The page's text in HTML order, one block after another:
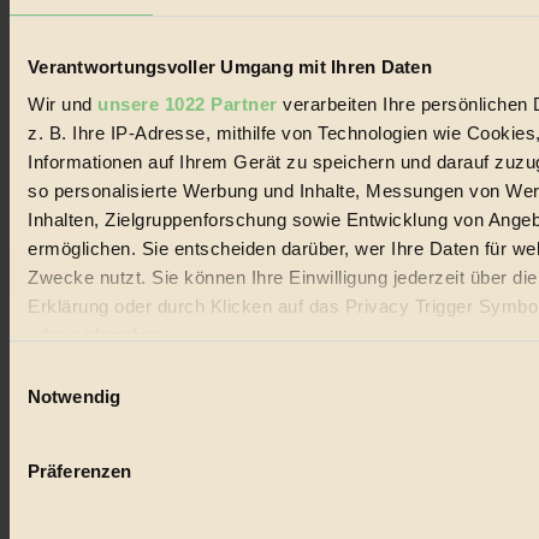
Verantwortungsvoller Umgang mit Ihren Daten
Wir und unsere 1022 Partner verarbeiten Ihre persönlichen
z. B. Ihre IP-Adresse, mithilfe von Technologien wie
Informationen auf Ihrem Gerät zu speichern und darauf
so personalisierte Werbung und Inhalte, Messungen von
Inhalten, Zielgruppenforschung sowie Entwicklung von
ermöglichen. Sie entscheiden darüber, wer Ihre Daten für
Zwecke nutzt. Sie können Ihre Einwilligung jederzeit über
Erklärung oder durch Klicken auf das Privacy Trigger
Wenn Sie es erlauben, würden wir auch gerne:
Ihr Gerät durch aktives Scannen nach bestimmten
Notwendig
Präferenzen
GROSSER WIRBEL um Versuche, den Ozean und
seine Bewegungen festzuhalten.
Außerdem im Heft
RISKANT: Wenn Meeres- und Wildvögel im
GEMEINER: